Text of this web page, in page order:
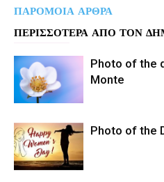
ΠΑΡΟΜΟΙΑ ΑΡΘΡΑ
ΠΕΡΙΣΣΟΤΕΡΑ ΑΠΟ ΤΟΝ
Photo of the
Monte
Photo of the